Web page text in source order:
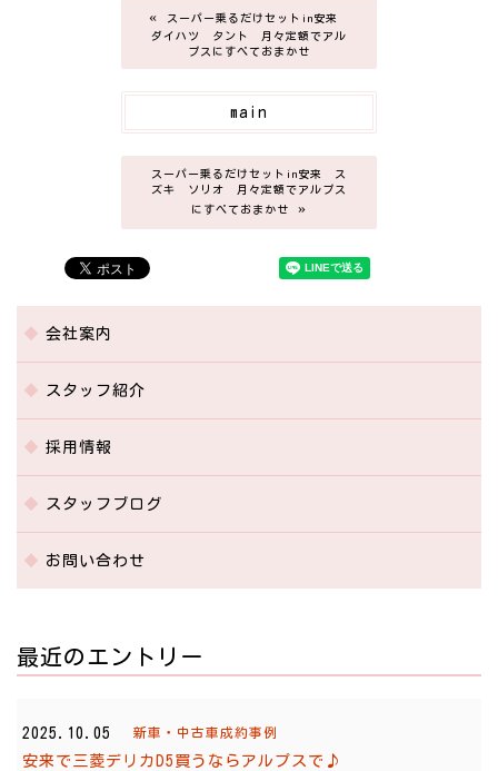
«
スーパー乗るだけセットin安来
ダイハツ タント 月々定額でアル
プスにすべておまかせ
main
スーパー乗るだけセットin安来 ス
ズキ ソリオ 月々定額でアルプス
にすべておまかせ
»
会社案内
スタッフ紹介
採用情報
スタッフブログ
お問い合わせ
最近のエントリー
2025.10.05 新車・中古車成約事例
安来で三菱デリカD5買うならアルプスで♪